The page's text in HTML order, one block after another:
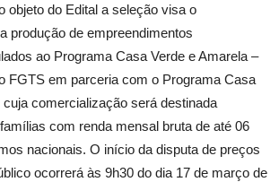
objeto do Edital a seleção visa o
produção de empreendimentos
ao Programa Casa Verde e Amarela –
FGTS em parceria com o Programa Casa
comercialização será destinada
com renda mensal bruta de até 06
nacionais. O início da disputa de preços
ocorrerá às 9h30 do dia 17 de março de